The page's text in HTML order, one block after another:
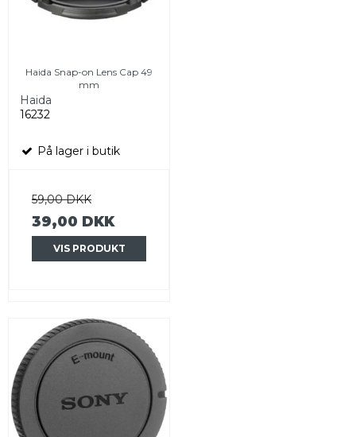
Haida Snap-on Lens Cap 49
mm
Haida
16232
På lager i butik
59,00 DKK
39,00 DKK
VIS PRODUKT